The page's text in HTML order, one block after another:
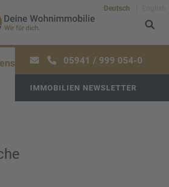
Deutsch
05941 / 999 054-0
IMMOBILIEN NEWSLETTER